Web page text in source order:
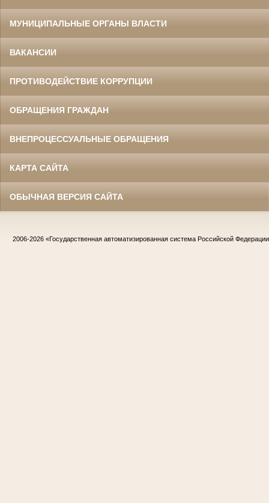
МУНИЦИПАЛЬНЫЕ ОРГАНЫ ВЛАСТИ
ВАКАНСИИ
ПРОТИВОДЕЙСТВИЕ КОРРУПЦИИ
ОБРАЩЕНИЯ ГРАЖДАН
ВНЕПРОЦЕССУАЛЬНЫЕ ОБРАЩЕНИЯ
КАРТА САЙТА
ОБЫЧНАЯ ВЕРСИЯ САЙТА
2006-2026 «Государственная автоматизированная система Российской